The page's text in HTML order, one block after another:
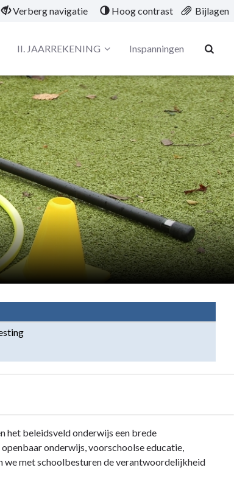
Verberg navigatie Hoog contrast Bijlagen
II. JAARREKENING Inspanningen
het beleidsveld onderwijs een brede
onderwijs, voorschoolse educatie,
we met schoolbesturen de verantwoordelijkheid